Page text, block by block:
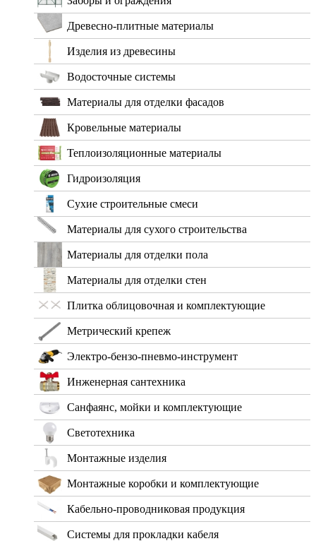
Древесно-плитные материалы
Изделия из древесины
Водосточные системы
Материалы для отделки фасадов
Кровельные материалы
Теплоизоляционные материалы
Гидроизоляция
Сухие строительные смеси
Материалы для сухого строительства
Материалы для отделки пола
Материалы для отделки стен
Плитка облицовочная и комплектующие
Метрический крепеж
Электро-бензо-пневмо-инструмент
Инженерная сантехника
Санфаянс, мойки и комплектующие
Светотехника
Монтажные изделия
Монтажные коробки и комплектующие
Кабельно-проводниковая продукция
Системы для прокладки кабеля